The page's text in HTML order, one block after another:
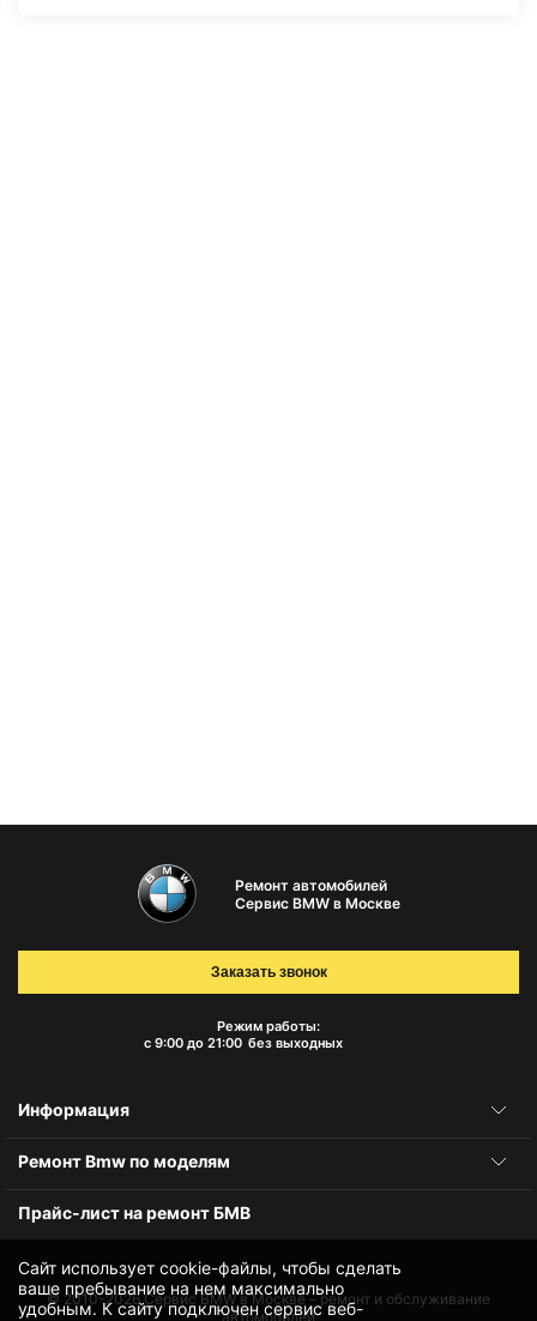
Сайт использует cookie-файлы, чтобы сделать
ваше пребывание на нем максимально
удобным. К cайту подключен сервис веб-
Ремонт автомобилей
Сервис BMW в Москве
Режим работы:
с 9:00 до 21:00 без выходных
Заказать звонок
Информация
Ремонт Bmw по моделям
Прайс-лист на ремонт БМВ
© 2010-2026Сервис BMW в Москве – ремонт и обслуживание
автомобилей